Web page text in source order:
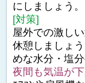
にしましょう。
[対策]
屋外での激し
休憩しましょ
めな水分・塩
夜間も気温が